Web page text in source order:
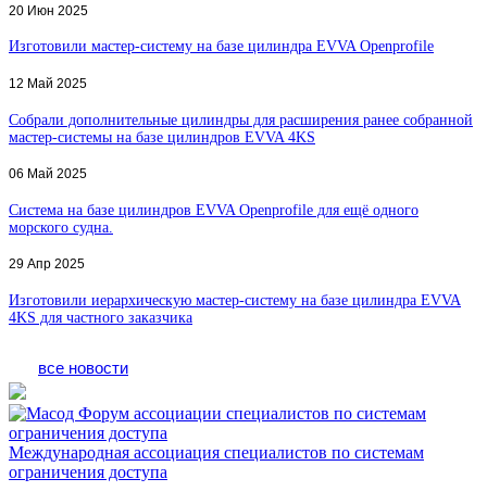
20 Июн 2025
Изготовили мастер-систему на базе цилиндра EVVA Openprofile
12 Май 2025
Собрали дополнительные цилиндры для расширения ранее собранной
мастер-системы на базе цилиндров EVVA 4KS
06 Май 2025
Система на базе цилиндров EVVA Openprofile для ещё одного
морского судна.
29 Апр 2025
Изготовили иерархическую мастер-систему на базе цилиндра EVVA
4KS для частного заказчика
все новости
Международная ассоциация специалистов по системам
ограничения доступа